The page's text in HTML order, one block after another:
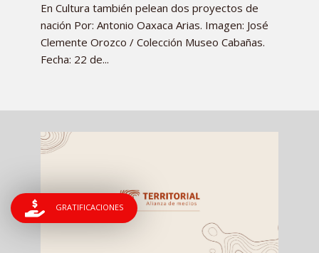
En Cultura también pelean dos proyectos de
nación Por: Antonio Oaxaca Arias. Imagen: José
Clemente Orozco / Colección Museo Cabañas.
Fecha: 22 de...
GRATIFICACIONES